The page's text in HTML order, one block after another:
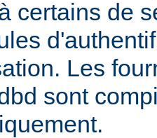
certains de
Les
sont